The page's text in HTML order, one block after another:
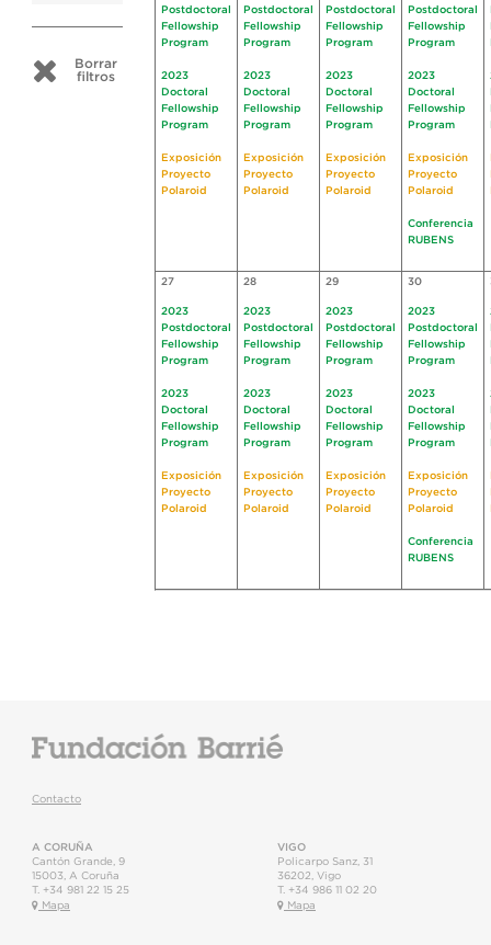
Borrar
filtros
Postdoctoral
Fellowship
Program
2023
Doctoral
Fellowship
Program
Exposición
Proyecto
Polaroid
Postdoctoral
Fellowship
Program
2023
Doctoral
Fellowship
Program
Exposición
Proyecto
Polaroid
Postdoctoral
Fellowship
Program
2023
Doctoral
Fellowship
Program
Exposición
Proyecto
Polaroid
Postdoctoral
Fellowship
Program
2023
Doctoral
Fellowship
Program
Exposición
Proyecto
Polaroid
Conferencia
RUBENS
27
2023
Postdoctoral
Fellowship
Program
2023
Doctoral
Fellowship
Program
Exposición
Proyecto
Polaroid
28
2023
Postdoctoral
Fellowship
Program
2023
Doctoral
Fellowship
Program
Exposición
Proyecto
Polaroid
29
2023
Postdoctoral
Fellowship
Program
2023
Doctoral
Fellowship
Program
Exposición
Proyecto
Polaroid
30
2023
Postdoctoral
Fellowship
Program
2023
Doctoral
Fellowship
Program
Exposición
Proyecto
Polaroid
Conferencia
RUBENS
Contacto
A CORUÑA
Cantón Grande, 9
15003
A Coruña
T. +34 981 22 15 25
Mapa
VIGO
Policarpo Sanz, 31
36202 Vigo
T. +34 986 11 02 20
Mapa